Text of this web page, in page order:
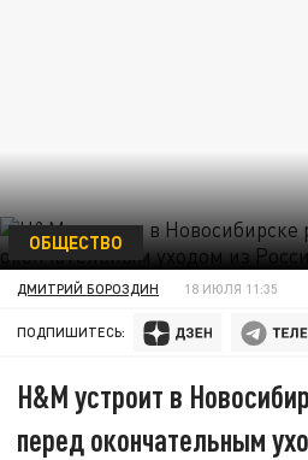
ОБЩЕСТВО
ДМИТРИЙ БОРОЗДИН 18 ИЮЛЯ 11:35
ПОДПИШИТЕСЬ:
H&M устроит в
перед окончательным